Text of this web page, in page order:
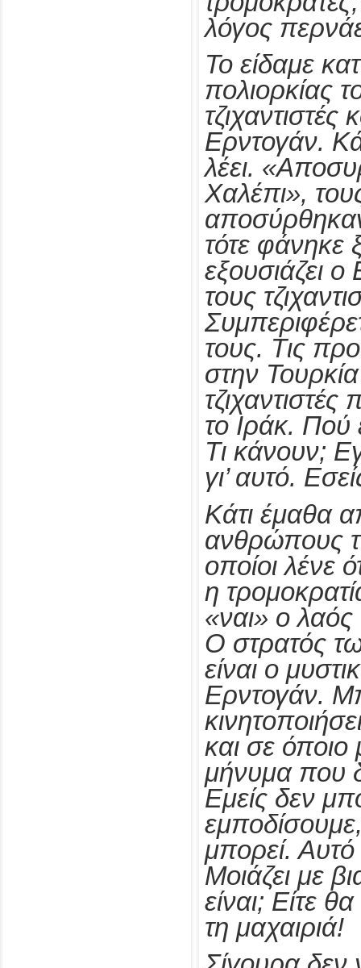
λόγος
Το είδαμε
πολιορκίας
τζιχαντιστές
Ερντογάν.
λέει.
Χαλέπι»,
τότε
εξουσιάζει
τους
τους. Τις
στην Τουρκία
το Ιράκ. Πού
Τι κάνουν;
γι’ αυτό.
Κάτι έμαθα
ανθρώπους
οποίοι λένε
η
«ναι» ο
Ο στρατός
είναι ο
Ερντογάν.
και σε όποιο
μήνυμα που
Εμείς δεν
μπορεί. Αυτό
Μοιάζει με
είναι; Είτε
τη μαχαιριά!